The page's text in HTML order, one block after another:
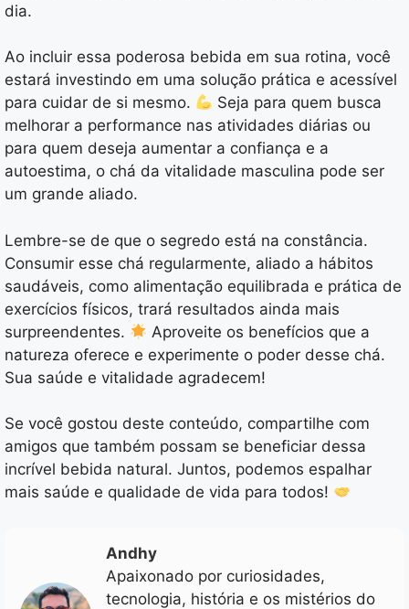
dia.
Ao incluir essa poderosa bebida em sua rotina, você
estará investindo em uma solução prática e acessível
para cuidar de si mesmo.
Seja para quem busca
melhorar a performance nas atividades diárias ou
para quem deseja aumentar a confiança e a
autoestima, o chá da vitalidade masculina pode ser
um grande aliado.
Lembre-se de que o segredo está na constância.
Consumir esse chá regularmente, aliado a hábitos
saudáveis, como alimentação equilibrada e prática de
exercícios físicos, trará resultados ainda mais
surpreendentes.
Aproveite os benefícios que a
natureza oferece e experimente o poder desse chá.
Sua saúde e vitalidade agradecem!
Se você gostou deste conteúdo, compartilhe com
amigos que também possam se beneficiar dessa
incrível bebida natural. Juntos, podemos espalhar
mais saúde e qualidade de vida para todos!
Andhy
Apaixonado por curiosidades,
tecnologia, história e os mistérios do